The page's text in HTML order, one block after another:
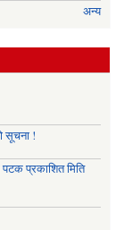
अन्य
सूचना !
प्रकाशित मिति